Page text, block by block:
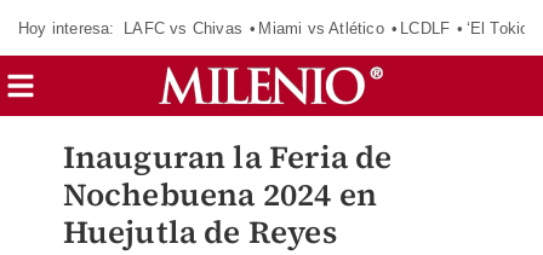
Hoy interesa: LAFC vs Chivas Miami vs Atlético LCDLF ‘El Tokio’
Inauguran la Feria de
Nochebuena 2024 en
Huejutla de Reyes